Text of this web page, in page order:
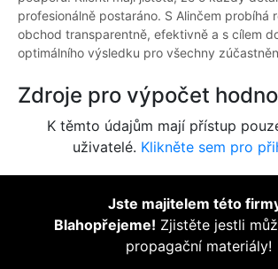
profesionálně postaráno. S Alinčem probíhá
obchod transparentně, efektivně a s cílem
optimálního výsledku pro všechny
Zdroje pro výpočet
K těmto údajům mají přístup
uživatelé. Klikněte sem pro
Jste majitelem této
Blahopřejeme! Zjistěte jestli
propagační materiály!